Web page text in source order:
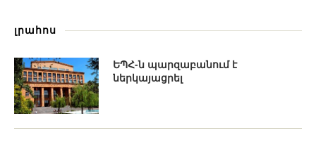
լրահոս
ԵՊՀ-ն պարզաբանում է
ներկայացրել